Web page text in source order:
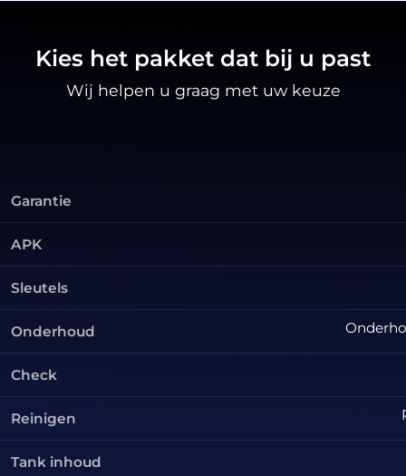
Kies het pakket dat bij u past
Wij helpen u graag met uw keuze
Garantie
APK
Sleutels
Onderhoud
Check
Reinigen
Tank inhoud